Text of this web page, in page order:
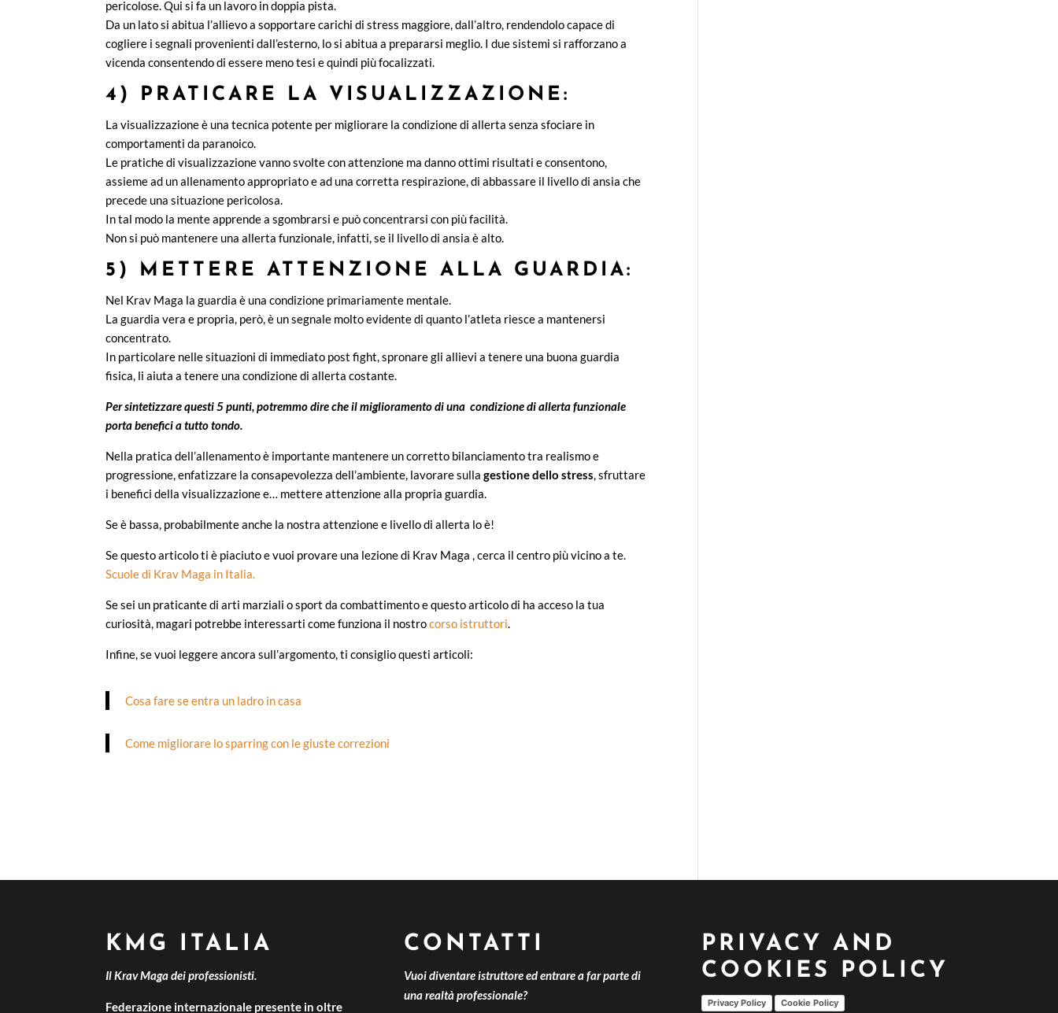
pericolose. Qui si fa un lavoro in doppia pista.
Da un lato si abitua l’allievo a sopportare carichi di stress maggiore, dall’altro, rendendolo capace di
cogliere i segnali provenienti dall’esterno, lo si abitua a prepararsi meglio. I due sistemi si rafforzano a
vicenda consentendo di essere meno tesi e quindi più focalizzati.
4) PRATICARE LA VISUALIZZAZIONE:
La visualizzazione è una tecnica potente per migliorare la condizione di allerta senza sfociare in
comportamenti da paranoico.
Le pratiche di visualizzazione vanno svolte con attenzione ma danno ottimi risultati e consentono,
assieme ad un allenamento appropriato e ad una corretta respirazione, di abbassare il livello di ansia che
precede una situazione pericolosa.
In tal modo la mente apprende a sgombrarsi e può concentrarsi con più facilità.
Non si può mantenere una allerta funzionale, infatti, se il livello di ansia è alto.
5) METTERE ATTENZIONE ALLA GUARDIA:
Nel Krav Maga la guardia è una condizione primariamente mentale.
La guardia vera e propria, però, è un segnale molto evidente di quanto l’atleta riesce a mantenersi
concentrato.
In particolare nelle situazioni di immediato post fight, spronare gli allievi a tenere una buona guardia
fisica, li aiuta a tenere una condizione di allerta costante.
Per sintetizzare questi 5 punti, potremmo dire che il miglioramento di una condizione di allerta funzionale
porta benefici a tutto tondo.
Nella pratica dell’allenamento è importante mantenere un corretto bilanciamento tra realismo e
progressione, enfatizzare la consapevolezza dell’ambiente, lavorare sullagestione dello stress, sfruttare
i benefici della visualizzazione e… mettere attenzione alla propria guardia.
Se è bassa, probabilmente anche la nostra attenzione e livello di allerta lo è!
Se questo articolo ti è piaciuto e vuoi provare una lezione di Krav Maga , cerca il centro più vicino a te.
Scuole di Krav Maga in Italia.
Se sei un praticante di arti marziali o sport da combattimento e questo articolo di ha acceso la tua
curiosità, magari potrebbe interessarti come funziona il nostrocorso istruttori.
Infine, se vuoi leggere ancora sull’argomento, ti consiglio questi articoli:
Cosa fare se entra un ladro in casa
Come migliorare lo sparring con le giuste correzioni
KMG ITALIA
Il Krav Maga dei professionisti.
Federazione internazionale presente in oltre
CONTATTI
Vuoi diventare istruttore ed entrare a far parte di
una realtà professionale?
PRIVACY AND
COOKIES POLICY
Privacy Policy Cookie Policy